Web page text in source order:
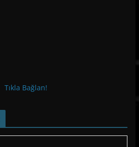
Tıkla Bağlan!